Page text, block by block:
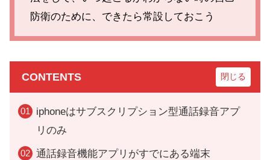
防衛のために、できたら常設しておこう
CONTENTS
iphoneはサブスクリプション型通話録音アプ
リのみ
通話録音機能アプリがすでにある端末